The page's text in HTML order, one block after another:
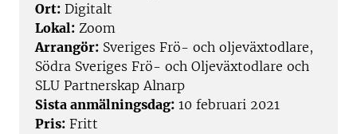
Ort: Digitalt
Lokal: Zoom
Arrangör: Sveriges Frö- och oljeväxtodlare,
Södra Sveriges Frö- och Oljeväxtodlare och
SLU Partnerskap Alnarp
Sista anmälningsdag: 10 februari 2021
Pris: Fritt